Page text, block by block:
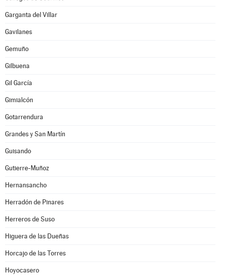
Garganta del Villar
Gavilanes
Gemuño
Gilbuena
Gil García
Gimialcón
Gotarrendura
Grandes y San Martín
Guisando
Gutierre-Muñoz
Hernansancho
Herradón de Pinares
Herreros de Suso
Higuera de las Dueñas
Horcajo de las Torres
Hoyocasero